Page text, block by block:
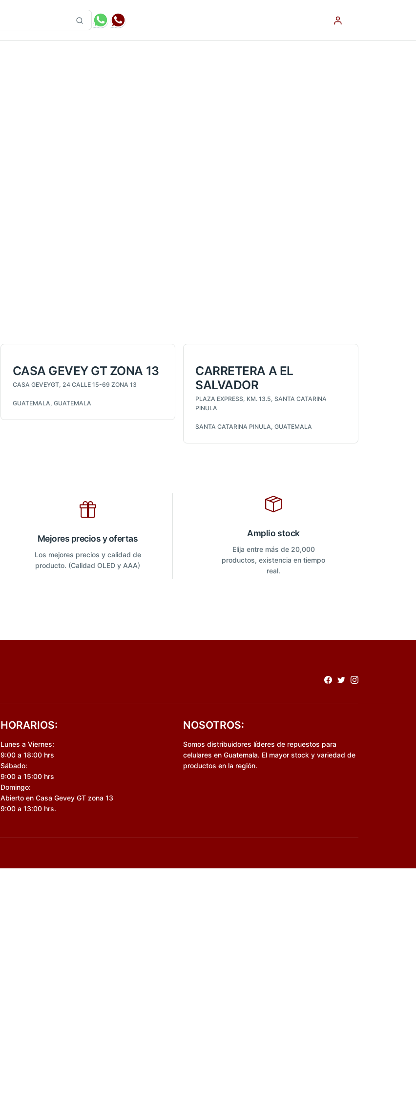
CASA GEVEY GT ZONA 13
CASA GEVEYGT, 24 CALLE 15-69 ZONA 13
GUATEMALA, GUATEMALA
CARRETERA A EL
SALVADOR
PLAZA EXPRESS, KM. 13.5, SANTA CATARINA
PINULA
SANTA CATARINA PINULA, GUATEMALA
Mejores precios y ofertas
Los mejores precios y calidad de
producto. (Calidad OLED y AAA)
Amplio stock
Elija entre más de 20,000
productos, existencia en tiempo
real.
HORARIOS:
Lunes a Viernes:
9:00 a 18:00 hrs
Sábado:
9:00 a 15:00 hrs
Domingo:
Abierto en Casa Gevey GT zona 13
9:00 a 13:00 hrs.
NOSOTROS:
Somos distribuidores líderes de repuestos para
celulares en Guatemala. El mayor stock y variedad de
productos en la región.